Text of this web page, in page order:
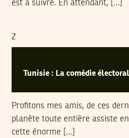
est à suivre. En attendant, […]
Z
Tunisie : La comédie
Profitons mes amis, de ces
planète toute entière assiste
cette énorme […]